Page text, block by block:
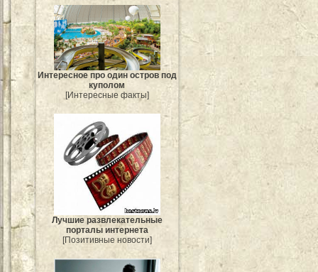
Интересное про один остров под
куполом
[Интересные факты]
Лучшие развлекательные
порталы интернета
[Позитивные новости]